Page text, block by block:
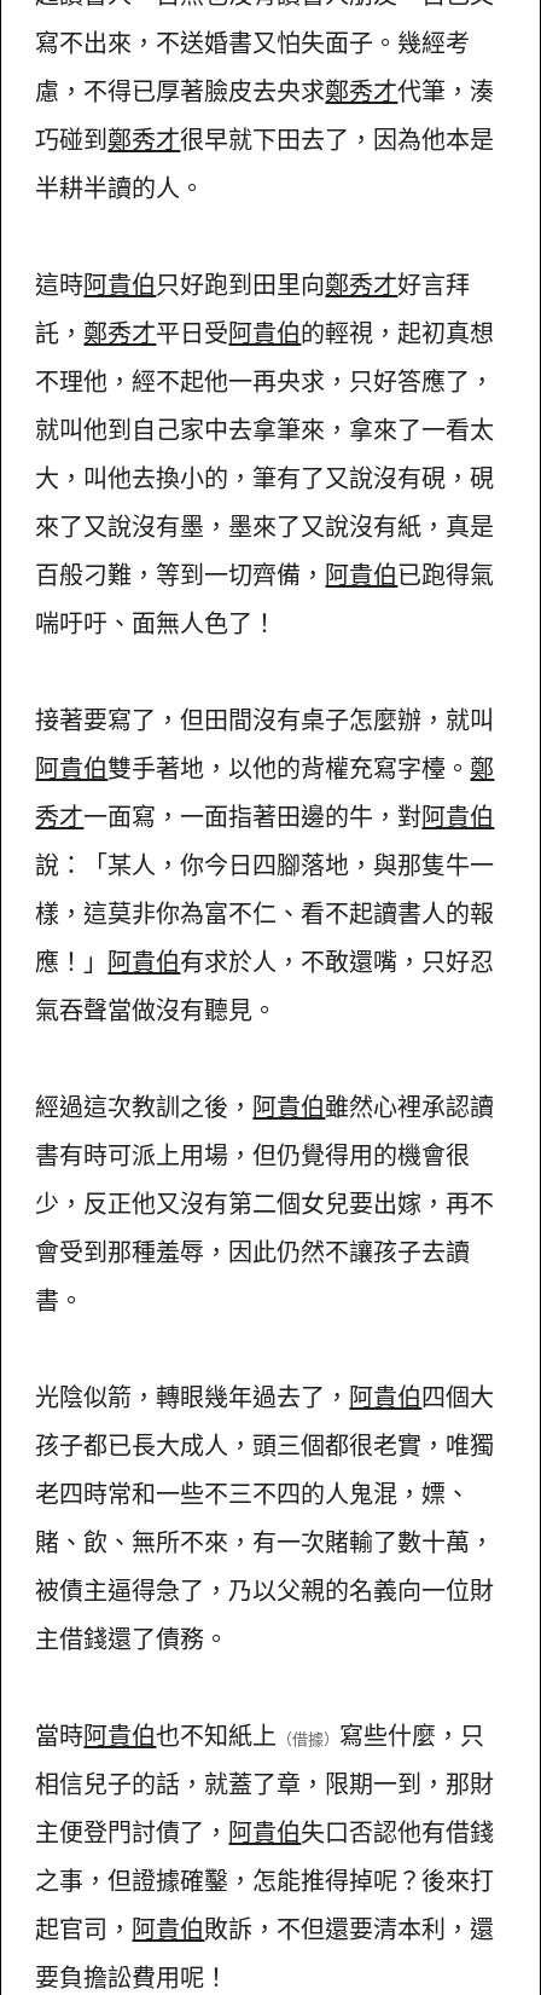
寫不出來，不送婚書又怕失面子。幾經考
慮，不得已厚著臉皮去央求鄭秀才代筆，湊
巧碰到鄭秀才很早就下田去了，因為他本是
半耕半讀的人。
這時阿貴伯只好跑到田里向鄭秀才好言拜
託， 鄭秀才平日受阿貴伯的輕視，起初真想
不理他，經不起他一再央求，只好答應了，
就叫他到自己家中去拿筆來，拿來了一看太
大，叫他去換小的，筆有了又說沒有硯，硯
來了又說沒有墨，墨來了又說沒有紙，真是
百般刁難，等到一切齊備， 阿貴伯已跑得氣
喘吁吁、面無人色了！
接著要寫了，但田間沒有桌子怎麼辦，就叫
阿貴伯雙手著地，以他的背權充寫字檯。 鄭
秀才一面寫，一面指著田邊的牛，對阿貴伯
說：「某人，你今日四腳落地，與那隻牛一
樣，這莫非你為富不仁、看不起讀書人的報
應！」 阿貴伯有求於人，不敢還嘴，只好忍
氣吞聲當做沒有聽見。
經過這次教訓之後， 阿貴伯雖然心裡承認讀
書有時可派上用場，但仍覺得用的機會很
少，反正他又沒有第二個女兒要出嫁，再不
會受到那種羞辱，因此仍然不讓孩子去讀
書。
光陰似箭，轉眼幾年過去了， 阿貴伯四個大
孩子都已長大成人，頭三個都很老實，唯獨
老四時常和一些不三不四的人鬼混，嫖、
賭、飲、無所不來，有一次賭輸了數十萬，
被債主逼得急了，乃以父親的名義向一位財
主借錢還了債務。
當時阿貴伯也不知紙上 （借據） 寫些什麼，只
相信兒子的話，就蓋了章，限期一到，那財
主便登門討債了， 阿貴伯失口否認他有借錢
之事，但證據確鑿，怎能推得掉呢？後來打
起官司， 阿貴伯敗訴，不但還要清本利，還
要負擔訟費用呢！